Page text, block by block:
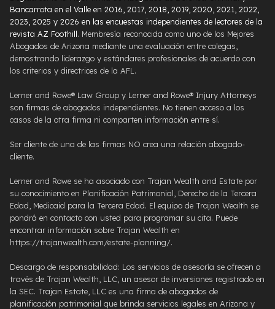
Bancarrota en el Valle en 2016, 2017, 2018, 2019, 2020, 2021, 2022,
2023, 2025 y 2026 en las encuestas independientes de lectores de la
revista AZ Foothill. Membresía reconocida como uno de los Mejores
Abogados de Arizona mediante una evaluación entre colegas,
demostrando liderazgo y estándares profesionales de acuerdo con
los criterios y directrices de la AFL.
Lerner and Rowe® Law Group y Lerner and Rowe® Injury Attorneys
son firmas de abogados independientes. No tienen acceso a los
casos de la otra firma ni comparten información entre sí.
Ser cliente de una de las firmas NO crea una relación abogado-
cliente.
Lerner and Rowe se ha asociado con Trajan Wealth and Estate por
su conocimiento en Planificación Patrimonial, Derecho de la Tercera
Edad, Medicaid para la Tercera Edad. El equipo de Trajan Wealth se
pondrá en contacto con usted para programar su cita. Puede
encontrar información sobre Trajan Wealth en
https://trajanwealth.com/estate-planning/.
Descargo de responsabilidad: Los servicios de asesoría se ofrecen a
través de Trajan Wealth, LLC, un asesor de inversiones registrado en
la SEC. Trajan Estate, LLC es una firma de abogados de
planificación patrimonial que brinda servicios legales en Arizona y